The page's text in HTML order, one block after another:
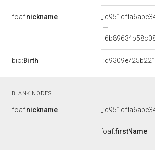
foaf:nickname
bio:Birth
BLANK NODES
foaf:nickname
foaf:firstName